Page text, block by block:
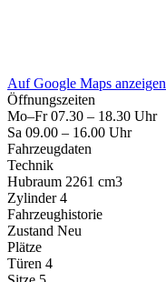
Auf Google Maps anzeigen
Öffnungszeiten
Mo–Fr07.30 – 18.30 Uhr
Sa 09.00 – 16.00 Uhr
Fahrzeugdaten
Technik
Hubraum 2261 cm3
Zylinder4
Fahrzeughistorie
Zustand Neu
Plätze
Türen 4